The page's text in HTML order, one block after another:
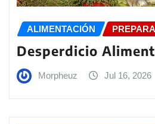
ALIMENTACIÓN
Desperdicio
Morpheuz Jul 16, 2026